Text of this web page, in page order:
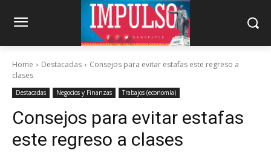
Home Destacadas
Consejos para evitar estafas este regreso a
clases
Destacadas Negocios y Finanzas Trabajos (economía)
Consejos para evitar estafas
este regreso a clases